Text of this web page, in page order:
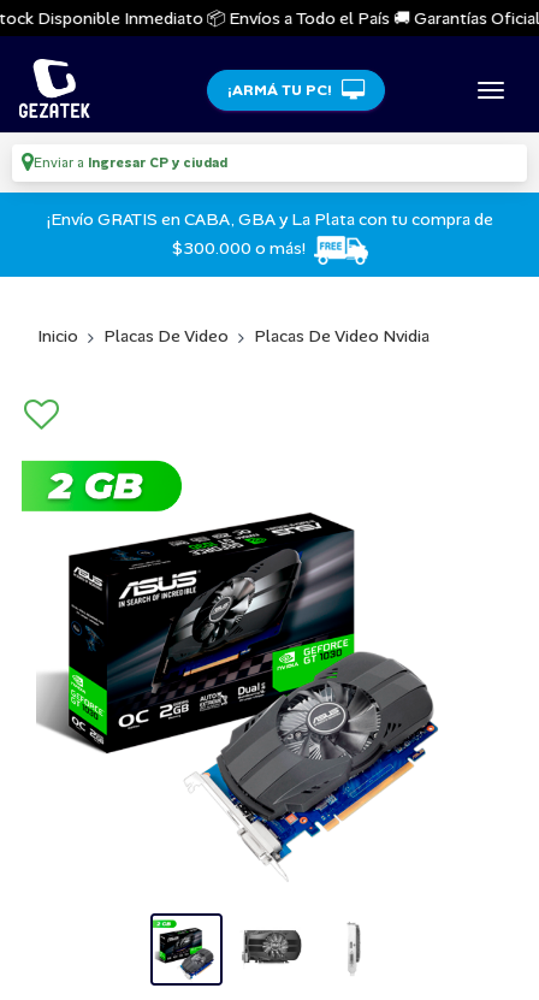
Disponible Inmediato 📦 Envíos a Todo el País 🚚 Garantías
¡ARMÁ TU PC!
Enviar a Ingresar CP y ciudad
¡Envío GRATIS en CABA, GBA y La Plata con tu compra de
$300.000 o más!
Inicio Placas De Video Placas De Video Nvidia